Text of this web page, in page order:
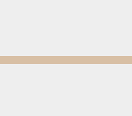
Mit der Stunde wird ein
des Sohnes zum
die Stunde auf die Passi...